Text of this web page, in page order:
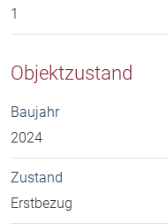
1
Objektzustand
Baujahr
2024
Zustand
Erstbezug